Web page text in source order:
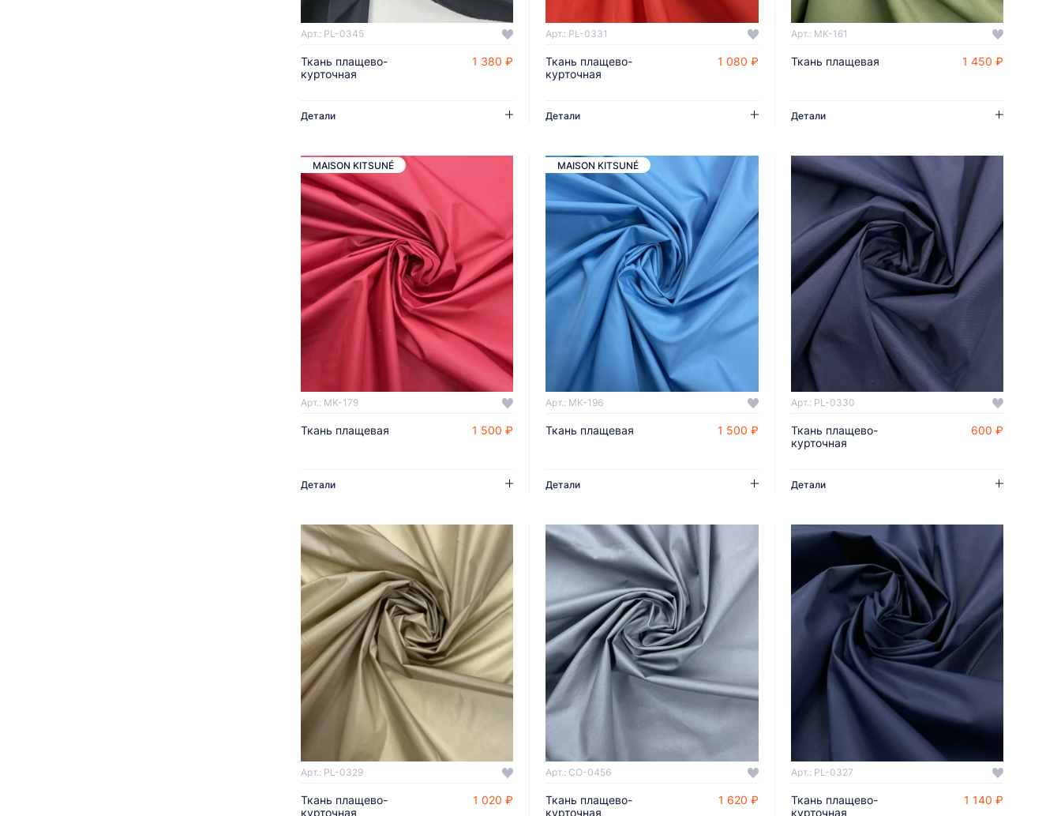
ДОБАВИТЬ В КОРЗИНУ
Арт.: PL-0345
Ткань плащево-
курточная
1 380 ₽
Детали
ДОБАВИТЬ В КОРЗИНУ
Арт.: PL-0331
Ткань плащево-
курточная
1 080 ₽
Детали
Арт.: MK-161
Ткань плащевая 1 450 ₽
Детали
MAISON KITSUNÉ
Арт.: MK-179
Ткань плащевая 1 500 ₽
Детали
MAISON KITSUNÉ
Арт.: MK-196
Ткань плащевая 1 500 ₽
Детали
ДОБАВИТЬ В КОРЗИНУ
Арт.: PL-0330
Ткань плащево-
курточная
600 ₽
Детали
ДОБАВИТЬ В КОРЗИНУ
Арт.: PL-0329
Ткань плащево-
курточная
1 020 ₽
ДОБАВИТЬ В КОРЗИНУ
Арт.: CO-0456
Ткань плащево-
курточная
1 620 ₽
ДОБАВИТЬ В КОРЗИНУ
Арт.: PL-0327
Ткань плащево-
курточная
1 140 ₽